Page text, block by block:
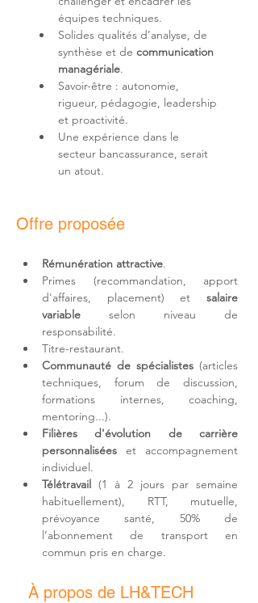
équipes techniques.
Solides qualités d’analyse, de
synthèse et de communication
managériale.
Savoir-être : autonomie,
rigueur, pédagogie, leadership
et proactivité.
Une expérience dans le
secteur bancassurance, serait
un atout.
Offre proposée
Rémunération attractive.
Primes (recommandation, apport
d'affaires, placement) et salaire
variable selon niveau de
responsabilité.
Titre-restaurant.
Communauté de spécialistes (articles
techniques, forum de discussion,
formations internes, coaching,
mentoring...).
Filières d'évolution de carrière
personnalisées et accompagnement
individuel.
Télétravail (1 à 2 jours par semaine
habituellement), RTT, mutuelle,
prévoyance santé, 50% de
l’abonnement de transport en
commun pris en charge.
À propos de LH&TECH